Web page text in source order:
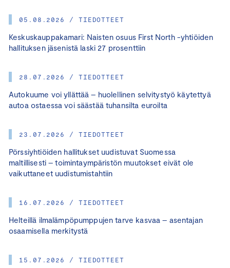
05.08.2026 / TIEDOTTEET
Keskuskauppakamari: Naisten osuus First North -yhtiöiden
hallituksen jäsenistä laski 27 prosenttiin
28.07.2026 / TIEDOTTEET
Autokuume voi yllättää – huolellinen selvitystyö käytettyä
autoa ostaessa voi säästää tuhansilta euroilta
23.07.2026 / TIEDOTTEET
Pörssiyhtiöiden hallitukset uudistuvat Suomessa
maltillisesti – toimintaympäristön muutokset eivät ole
vaikuttaneet uudistumistahtiin
16.07.2026 / TIEDOTTEET
Helteillä ilmalämpöpumppujen tarve kasvaa – asentajan
osaamisella merkitystä
15.07.2026 / TIEDOTTEET